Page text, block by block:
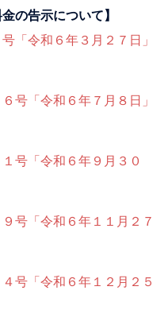
の告示について】
「令和６年３月２７日」
号「令和６年７月８日」
号「令和６年９月３０
号「令和６年１１月２７
号「令和６年１２月２５